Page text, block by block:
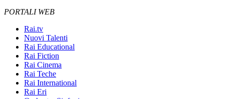
PORTALI WEB
Rai.tv
Nuovi Talenti
Rai Educational
Rai Fiction
Rai Cinema
Rai Teche
Rai International
Rai Eri